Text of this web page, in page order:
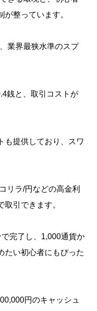
整っています。
業界最狭水準のスプ
銭と、取引コストが
も提供しており、スワ
リラ/円などの高金利
引できます。
完了し、1,000通貨か
たい初心者にもぴった
円のキャッシュ